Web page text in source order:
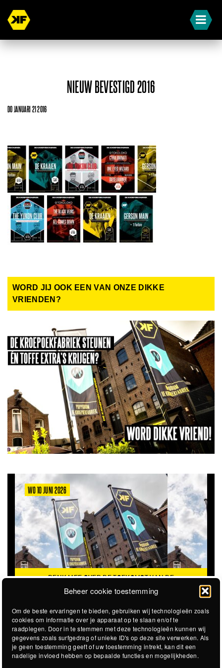
Beheer cookie toestemming
Om de beste ervaringen te bieden, gebruiken wij technologieën zoals
cookies om informatie over je apparaat op te slaan en/of te
raadplegen. Door in te stemmen met deze technologieën kunnen wij
gegevens zoals surfgedrag of unieke ID's op deze site verwerken. Als
je geen toestemming geeft of uw toestemming intrekt, kan dit een
nadelige invloed hebben op bepaalde functies en mogelijkheden.
NIEUW BEVESTIGD 2016
DO JANUARI 21 2016
WORD JIJ OOK EEN VAN ONZE DIKKE
VRIENDEN?
WO 10 JUNI 2026
DENK MEE OVER DE TOEKOMST VAN DE
KROEPOEKFABRIEK